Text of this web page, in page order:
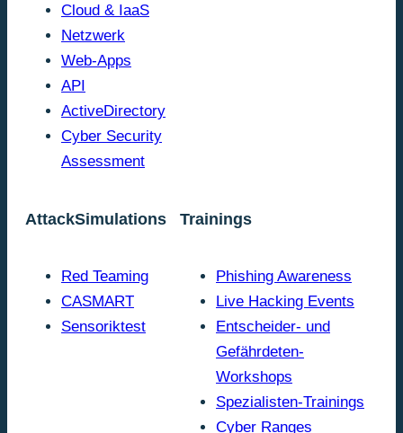
Cloud & IaaS
Netzwerk
Web-Apps
API
ActiveDirectory
Cyber Security
Assessment
AttackSimulations
Red Teaming
CASMART
Sensoriktest
Trainings
Phishing Awareness
Live Hacking Events
Entscheider- und
Gefährdeten-
Workshops
Spezialisten-Trainings
Cyber Ranges